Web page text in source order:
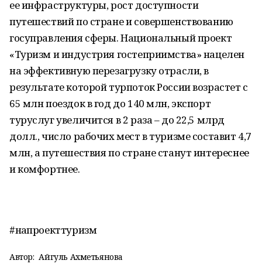
ее инфраструктуры, рост доступности
путешествий по стране и совершенствованию
госуправления сферы. Национальный проект
«Туризм и индустрия гостеприимства» нацелен
на эффективную перезагрузку отрасли, в
результате которой турпоток России возрастет с
65 млн поездок в год до 140 млн, экспорт
туруслуг увеличится в 2 раза – до 22,5 млрд
долл., число рабочих мест в туризме составит 4,7
млн, а путешествия по стране станут интереснее
и комфортнее.
#наөпроекттуризм
Автор: Айгуль Ахметьянова